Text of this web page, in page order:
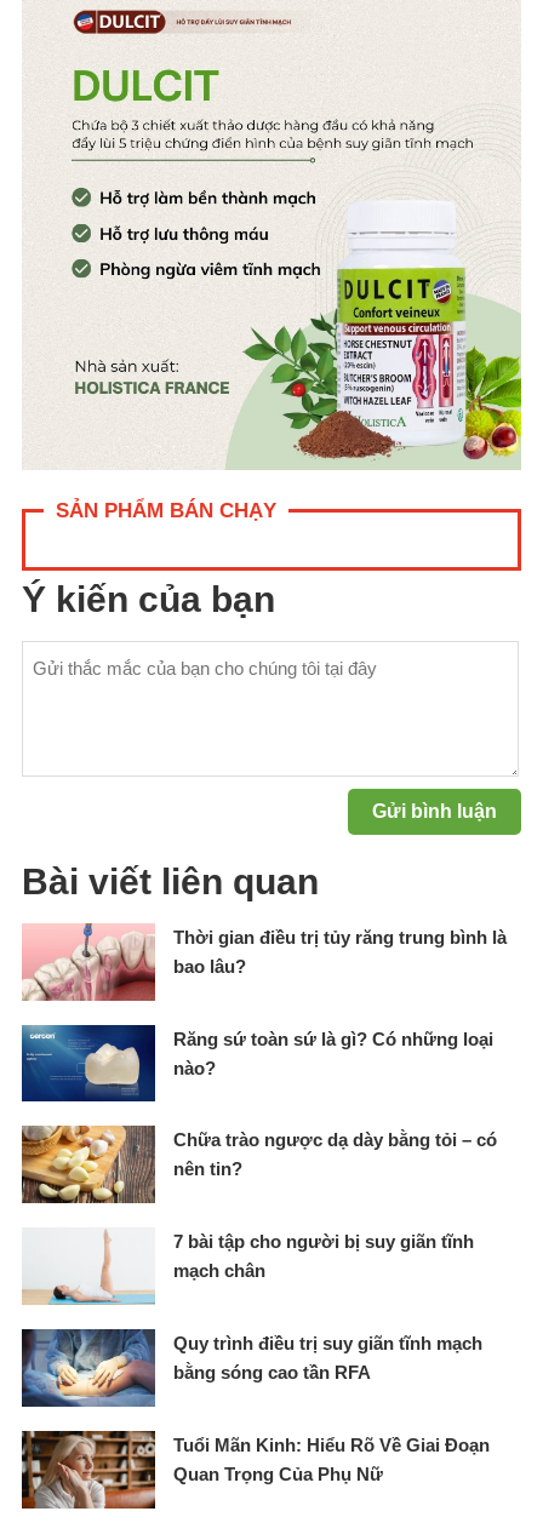
SẢN PHẨM BÁN CHẠY
Ý kiến của bạn
Bài viết liên quan
Thời gian điều trị tủy răng trung bình là
bao lâu?
Răng sứ toàn sứ là gì? Có những loại
nào?
Chữa trào ngược dạ dày bằng tỏi – có
nên tin?
7 bài tập cho người bị suy giãn tĩnh
mạch chân
Quy trình điều trị suy giãn tĩnh mạch
bằng sóng cao tần RFA
Tuổi Mãn Kinh: Hiểu Rõ Về Giai Đoạn
Quan Trọng Của Phụ Nữ